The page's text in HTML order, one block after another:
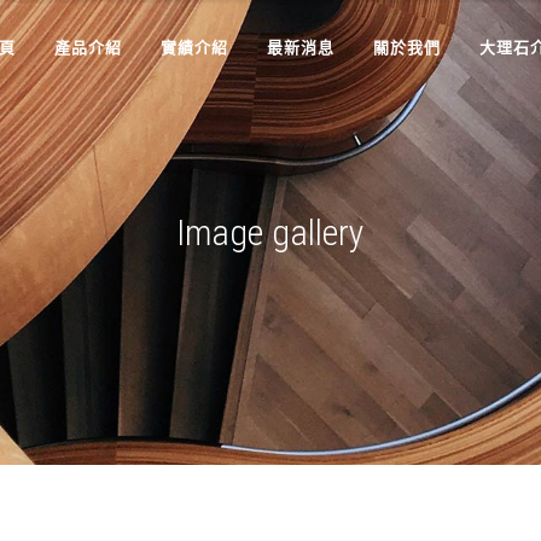
產品介紹 實績介紹 最新消息 關於我們 大理石
Image gallery